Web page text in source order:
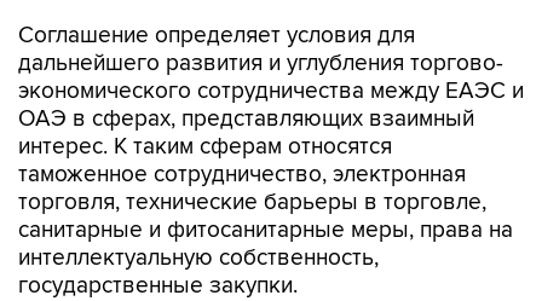
Соглашение определяет условия для
дальнейшего развития и углубления торгово-
экономического сотрудничества между ЕАЭС и
ОАЭ в сферах, представляющих взаимный
интерес. К таким сферам относятся
таможенное сотрудничество, электронная
торговля, технические барьеры в торговле,
санитарные и фитосанитарные меры, права на
интеллектуальную собственность,
государственные закупки.